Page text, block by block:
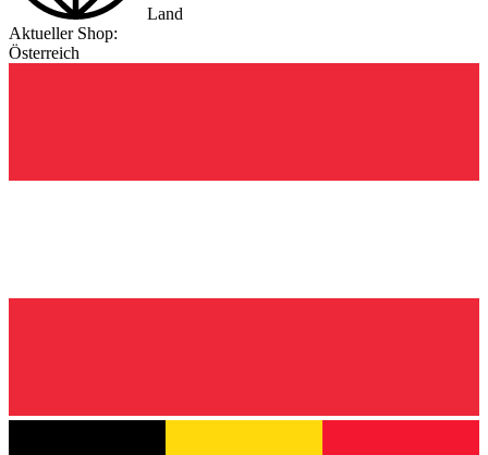
Land
Aktueller Shop:
Österreich